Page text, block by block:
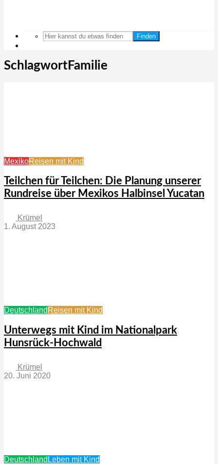
Finden
SchlagwortFamilie
MexikoReisen mit Kind
Teilchen für Teilchen: Die Planung unserer
Rundreise über Mexikos Halbinsel Yucatan
Krümel
1. August 2023
Deutschland Reisen mit Kind
Unterwegs mit Kind im Nationalpark
Hunsrück-Hochwald
Krümel
20. Juni 2020
Deutschland Leben mit Kind